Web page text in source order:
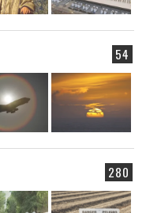
54
280